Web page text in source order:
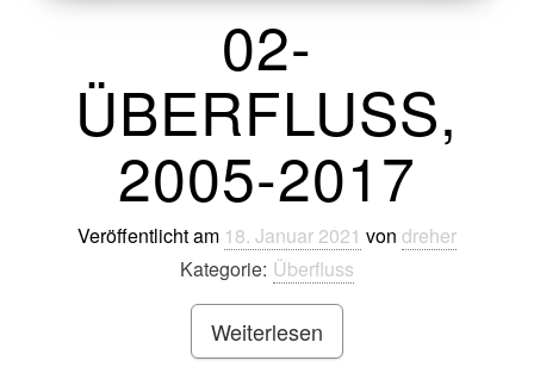
02-
ÜBERFLUSS,
2005-2017
Veröffentlicht am 18. Januar 2021 von dreher
Kategorie: Überfluss
Weiterlesen